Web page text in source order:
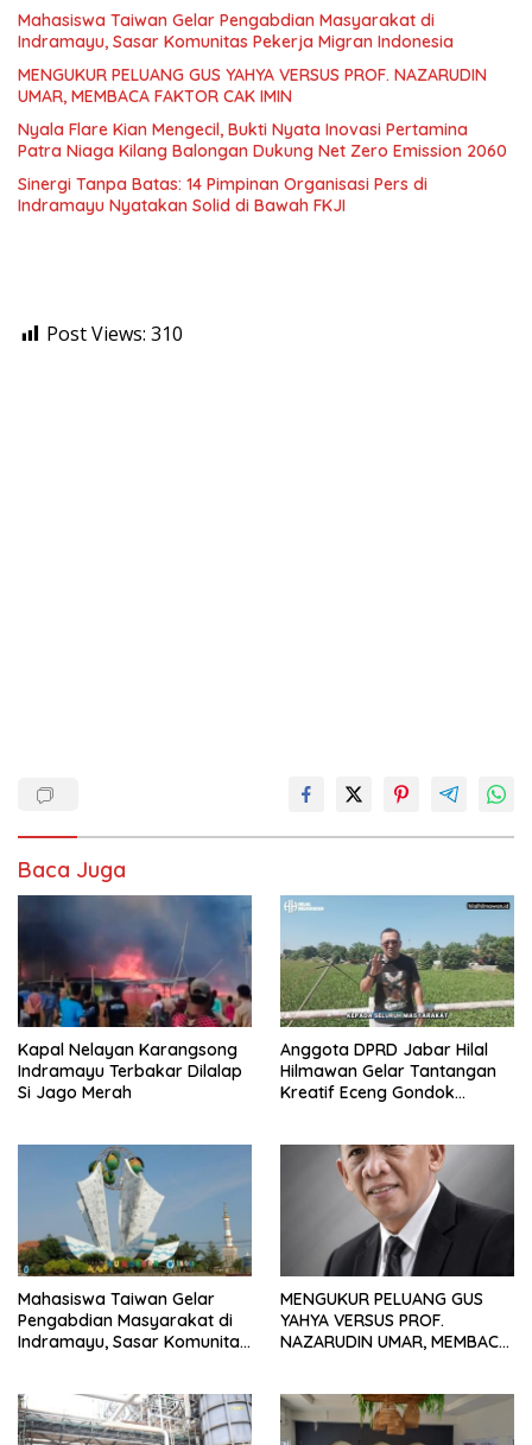
Mahasiswa Taiwan Gelar Pengabdian Masyarakat di
Indramayu, Sasar Komunitas Pekerja Migran Indonesia
MENGUKUR PELUANG GUS YAHYA VERSUS PROF. NAZARUDIN
UMAR, MEMBACA FAKTOR CAK IMIN
Nyala Flare Kian Mengecil, Bukti Nyata Inovasi Pertamina
Patra Niaga Kilang Balongan Dukung Net Zero Emission 2060
Sinergi Tanpa Batas: 14 Pimpinan Organisasi Pers di
Indramayu Nyatakan Solid di Bawah FKJI
Post Views: 310
Baca Juga
Kapal Nelayan Karangsong
Indramayu Terbakar Dilalap
Si Jago Merah
Anggota DPRD Jabar Hilal
Hilmawan Gelar Tantangan
Kreatif Eceng Gondok
Mahasiswa Taiwan Gelar
Pengabdian Masyarakat di
Indramayu, Sasar Komunitas
MENGUKUR PELUANG GUS
YAHYA VERSUS PROF.
NAZARUDIN UMAR, MEMBACA